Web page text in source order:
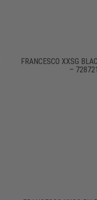
FRANCESCO XXSG
– 728721